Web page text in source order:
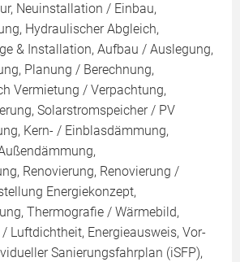
Neuinstallation / Einbau,
Hydraulischer Abgleich,
& Installation, Aufbau / Auslegung,
Planung / Berechnung,
Vermietung / Verpachtung,
Solarstromspeicher / PV
Kern- / Einblasdämmung,
Renovierung, Renovierung /
Energiekonzept,
Thermografie / Wärmebild,
Luftdichtheit, Energieausweis, Vor-
Sanierungsfahrplan (iSFP),